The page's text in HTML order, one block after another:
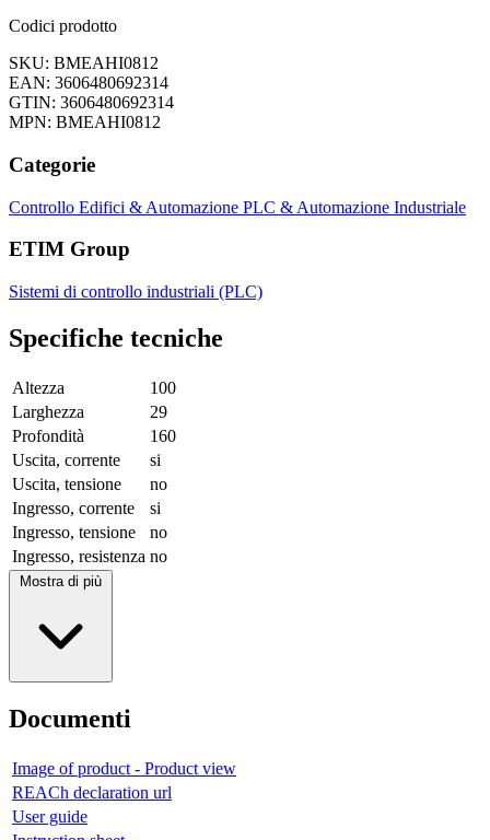
Codici prodotto
SKU: BMEAHI0812
EAN: 3606480692314
GTIN: 3606480692314
MPN: BMEAHI0812
Categorie
Controllo Edifici & Automazione PLC & Automazione Industriale
ETIM Group
Sistemi di controllo industriali (PLC)
Specifiche tecniche
Altezza
100
Larghezza
29
Profondità
160
Uscita, corrente
si
Uscita, tensione
no
Ingresso, corrente
si
Ingresso, tensione
no
Ingresso, resistenza no
Mostra di più
Documenti
Image of product - Product view
REACh declaration url
User guide